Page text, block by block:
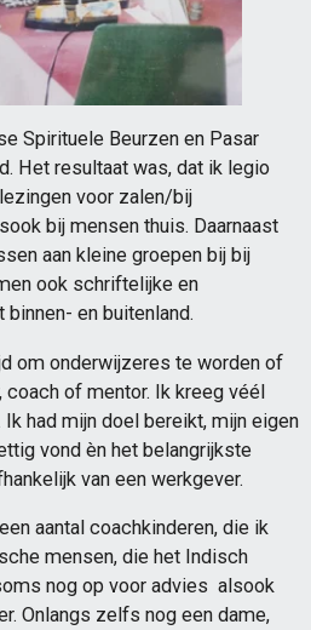
Spirituele Beurzen en Pasar
Het resultaat was, dat ik legio
voor zalen/bij
bij mensen thuis. Daarnaast
aan kleine groepen bij bij
ook schriftelijke en
en buitenland.
om onderwijzeres te worden of
of mentor. Ik kreeg véél
had mijn doel bereikt, mijn eigen
vond èn het belangrijkste
van een werkgever.
aantal coachkinderen, die ik
mensen, die het Indisch
nog op voor advies alsook
Onlangs zelfs nog een dame,